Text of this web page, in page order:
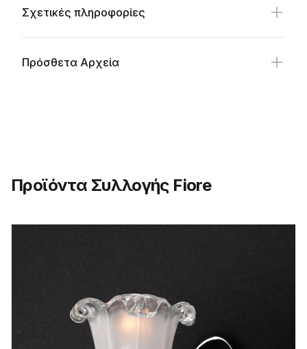
Σχετικές πληροφορίες
Πρόσθετα Αρχεία
Προϊόντα Συλλογής Fiore